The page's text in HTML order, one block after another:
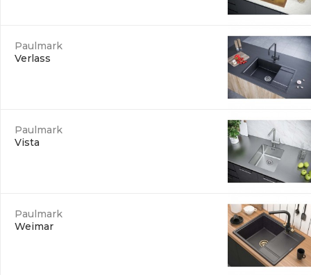
Paulmark
Verlass
Paulmark
Vista
Paulmark
Weimar